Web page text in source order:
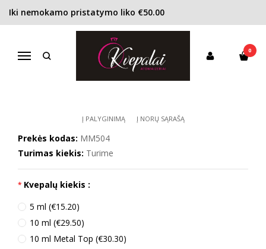
Iki nemokamo pristatymo liko €50.00
Navigacija
0
Pagrindinis KONCENTRACIJA
Kvapusis vanduo (EDP)
M. Micallef Ananda EDP moterims
M. MICALLEF ANANDA EDP
Į PALYGINIMĄ Į NORŲ SĄRAŠĄ
Prekės kodas: MM504
Turimas kiekis: Turime
Kvepalų kiekis :
5 ml (€15.20)
10 ml (€29.50)
10 ml Metal Top (€30.30)